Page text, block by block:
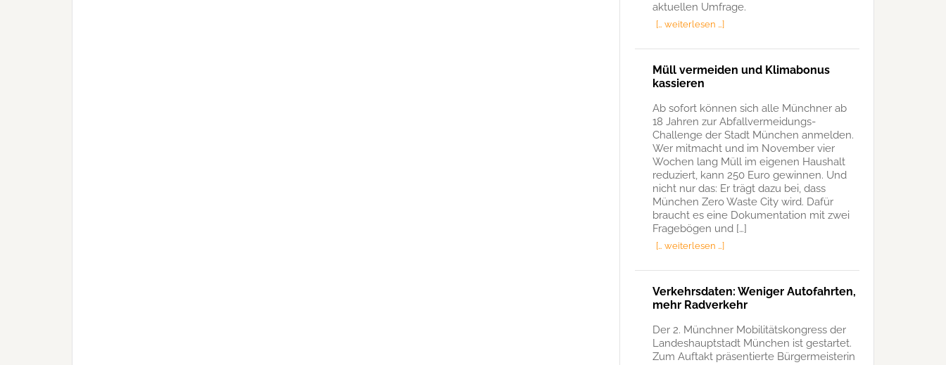
aktuellen Umfrage.
[… weiterlesen …]
Müll vermeiden und Klimabonus
kassieren
Ab sofort können sich alle Münchner ab
18 Jahren zur Abfallvermeidungs-
Challenge der Stadt München anmelden.
Wer mitmacht und im November vier
Wochen lang Müll im eigenen Haushalt
reduziert, kann 250 Euro gewinnen. Und
nicht nur das: Er trägt dazu bei, dass
München Zero Waste City wird. Dafür
braucht es eine Dokumentation mit zwei
Fragebögen und […]
[… weiterlesen …]
Verkehrsdaten: Weniger Autofahrten,
mehr Radverkehr
Der 2. Münchner Mobilitätskongress der
Landeshauptstadt München ist gestartet.
Zum Auftakt präsentierte Bürgermeisterin